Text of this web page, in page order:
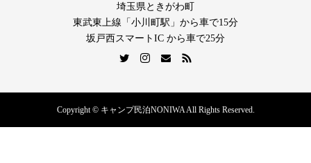
埼玉県ときがわ町
東武東上線「小川町駅」から車で15分
坂戸西スマートIC から車で25分
Copyright © キャンプ民泊NONIWA All Rights Reserved.